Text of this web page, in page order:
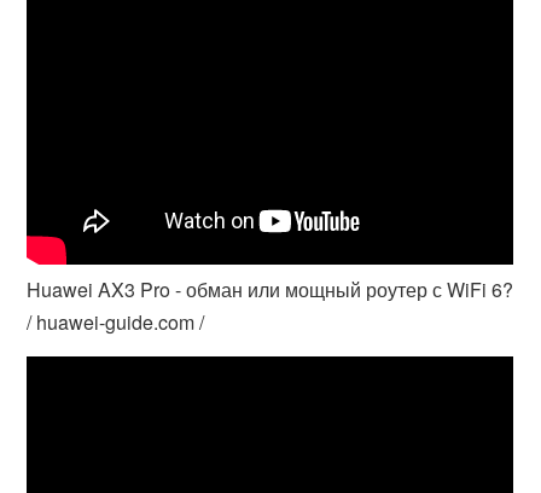
Huawei AX3 Pro - обман или мощный роутер с WiFi 6?
/ huawei-guide.com /